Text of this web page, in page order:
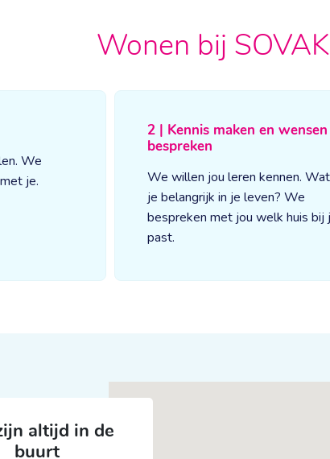
Wonen bij
We
je.
2 | Kennis maken en wensen
bespreken
We willen jou leren kennen.
je belangrijk in je leven? We
bespreken met jou welk huis bij
past.
altijd in de
buurt